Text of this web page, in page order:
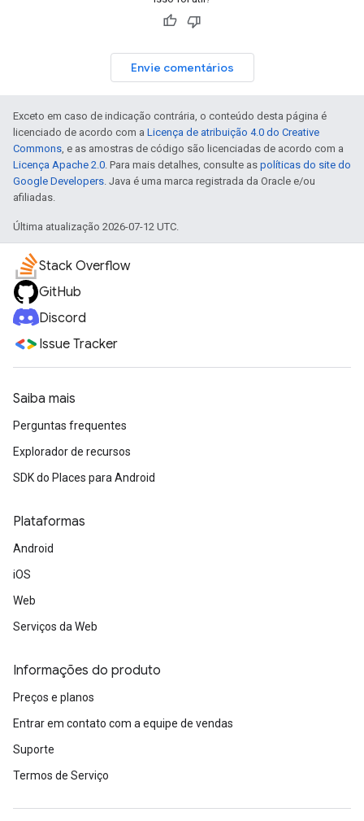
Envie comentários
Exceto em caso de indicação contrária, o conteúdo desta página é
licenciado de acordo com a Licença de atribuição 4.0 do Creative
Commons, e as amostras de código são licenciadas de acordo com a
Licença Apache 2.0. Para mais detalhes, consulte as políticas do site do
Google Developers. Java é uma marca registrada da Oracle e/ou
afiliadas.
Última atualização 2026-07-12 UTC.
Stack Overflow
GitHub
Discord
Issue Tracker
Saiba mais
Perguntas frequentes
Explorador de recursos
SDK do Places para Android
Plataformas
Android
iOS
Web
Serviços da Web
Informações do produto
Preços e planos
Entrar em contato com a equipe de vendas
Suporte
Termos de Serviço